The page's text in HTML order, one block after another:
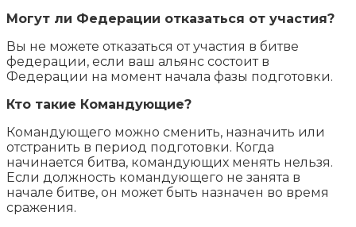
Могут ли Федерации отказаться от участия?
Вы не можете отказаться от участия в битве
федерации, если ваш альянс состоит в
Федерации на момент начала фазы подготовки.
Кто такие Командующие?
Командующего можно сменить, назначить или
отстранить в период подготовки. Когда
начинается битва, командующих менять нельзя.
Если должность командующего не занята в
начале битве, он может быть назначен во время
сражения.